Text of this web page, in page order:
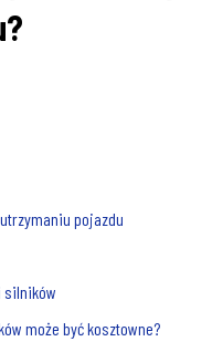
pojazdu
silników
może być kosztowne?